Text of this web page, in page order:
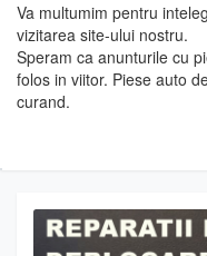
Va multumim pentru
vizitarea site-ului nostru.
Speram ca anunturile cu
folos in viitor. Piese auto
curand.